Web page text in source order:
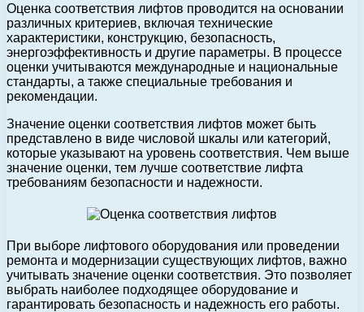
Оценка соответствия лифтов проводится на основании
различных критериев, включая технические
характеристики, конструкцию, безопасность,
энергоэффективность и другие параметры. В процессе
оценки учитываются международные и национальные
стандарты, а также специальные требования и
рекомендации.
Значение оценки соответствия лифтов может быть
представлено в виде числовой шкалы или категорий,
которые указывают на уровень соответствия. Чем выше
значение оценки, тем лучше соответствие лифта
требованиям безопасности и надежности.
При выборе лифтового оборудования или проведении
ремонта и модернизации существующих лифтов, важно
учитывать значение оценки соответствия. Это позволяет
выбрать наиболее подходящее оборудование и
гарантировать безопасность и надежность его работы.